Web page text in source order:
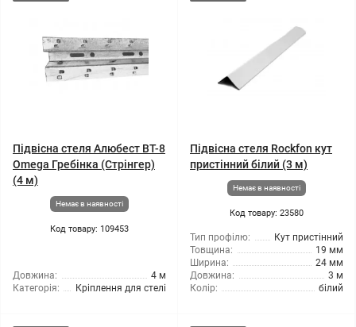
Підвісна стеля Алюбест BT-8
Omega Гребінка (Стрінгер)
(4 м)
Немає в наявності
Код товару: 109453
Довжина:
4 м
Категорія:
Кріплення для стелі
Підвісна стеля Rockfon кут
пристінний білий (3 м)
Немає в наявності
Код товару: 23580
Тип профілю:
Кут пристінний
Товщина:
19 мм
Ширина:
24 мм
Довжина:
3 м
Колір:
білий